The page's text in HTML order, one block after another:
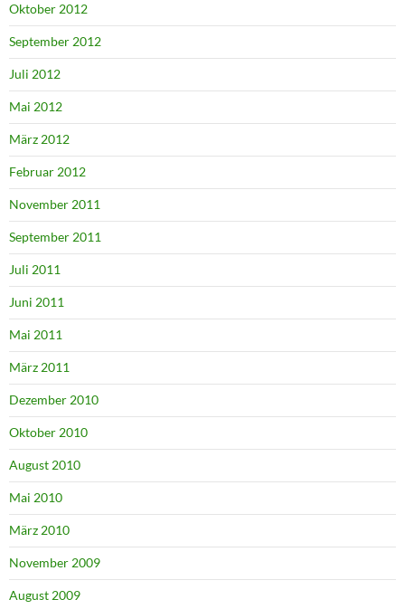
Oktober 2012
September 2012
Juli 2012
Mai 2012
März 2012
Februar 2012
November 2011
September 2011
Juli 2011
Juni 2011
Mai 2011
März 2011
Dezember 2010
Oktober 2010
August 2010
Mai 2010
März 2010
November 2009
August 2009